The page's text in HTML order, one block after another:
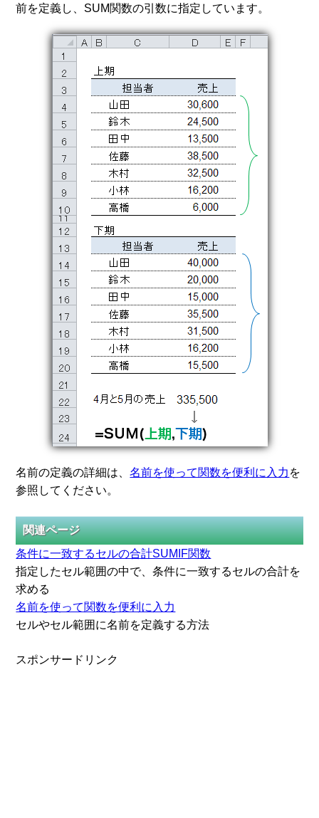
前を定義し、SUM関数の引数に指定しています。
名前の定義の詳細は、名前を使って関数を便利に入力 を
参照してください。
関連ページ
条件に一致するセルの合計SUMIF関数
指定したセル範囲の中で、条件に一致するセルの合計を
求める
名前を使って関数を便利に入力
セルやセル範囲に名前を定義する方法
スポンサードリンク